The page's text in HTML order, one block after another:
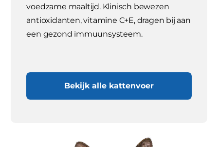
voedzame maaltijd. Klinisch bewezen
antioxidanten, vitamine C+E, dragen bij aan
een gezond immuunsysteem.
Bekijk alle kattenvoer